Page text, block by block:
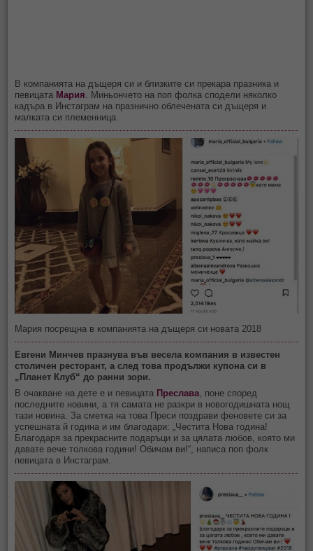
В компанията на дъщеря си и близките си прекара празника и
певицата Мария. Миньончето на поп фолка сподели няколко
кадъра в Инстаграм на празнично облечената си дъщеря и
малката си племенница.
Мария посрещна в компанията на дъщеря си новата 2018
Евгени Минчев празнува във весела компания в известен
столичен ресторант, а след това продължи купона си в
„Планет Клуб“ до ранни зори.
В очакване на дете е и певицата Преслава, поне според
последните новини, а тя самата не разкри в новогодишната нощ
тази новина. За сметка на това Преси поздрави феновете си за
успешната й година и им благодари: „Честита Нова година!
Благодаря за прекрасните подаръци и за цялата любов, която ми
давате вече толкова години! Обичам ви!“, написа поп фолк
певицата в Инстаграм.